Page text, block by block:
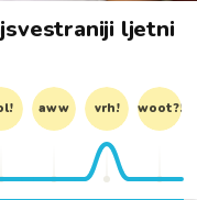
ljetni
aww vrh! woot?!